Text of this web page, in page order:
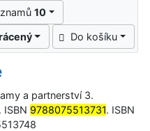
10
Do košíku
a partnerství 3.
9788075513731. ISBN